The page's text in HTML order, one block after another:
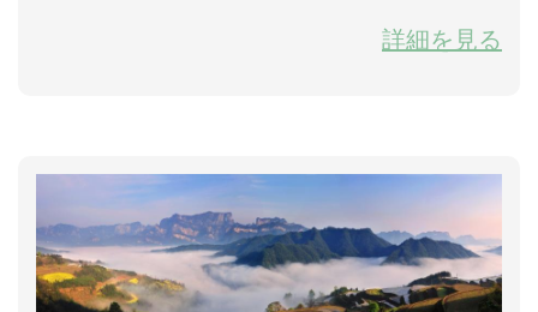
慕文化産業園で開幕され、夏季中国旅行文化旅行祭り
詳細を見る